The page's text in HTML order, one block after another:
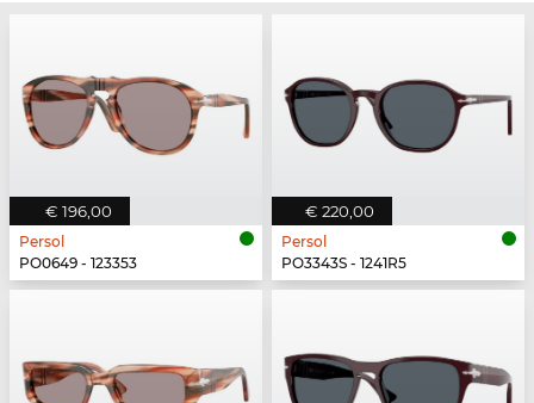
€ 196,00
Persol
PO0649 - 123353
€ 220,00
Persol
PO3343S - 1241R5